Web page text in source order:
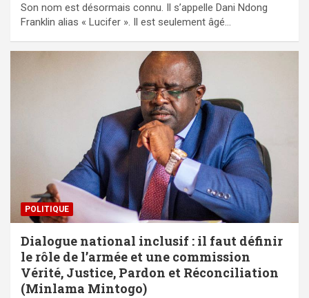
Son nom est désormais connu. Il s’appelle Dani Ndong
Franklin alias « Lucifer ». Il est seulement âgé…
POLITIQUE
Dialogue national inclusif : il faut définir
le rôle de l’armée et une commission
Vérité, Justice, Pardon et Réconciliation
(Minlama Mintogo)